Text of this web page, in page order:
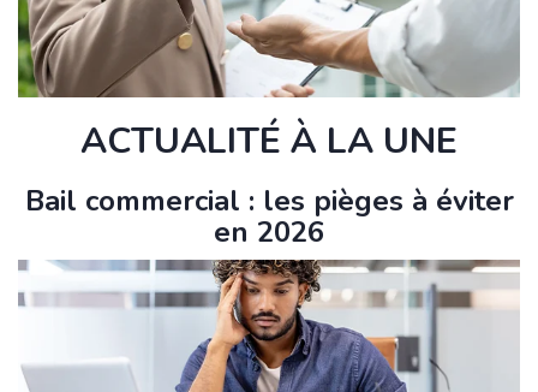
ACTUALITÉ À LA UNE
Bail commercial : les pièges à éviter
en 2026